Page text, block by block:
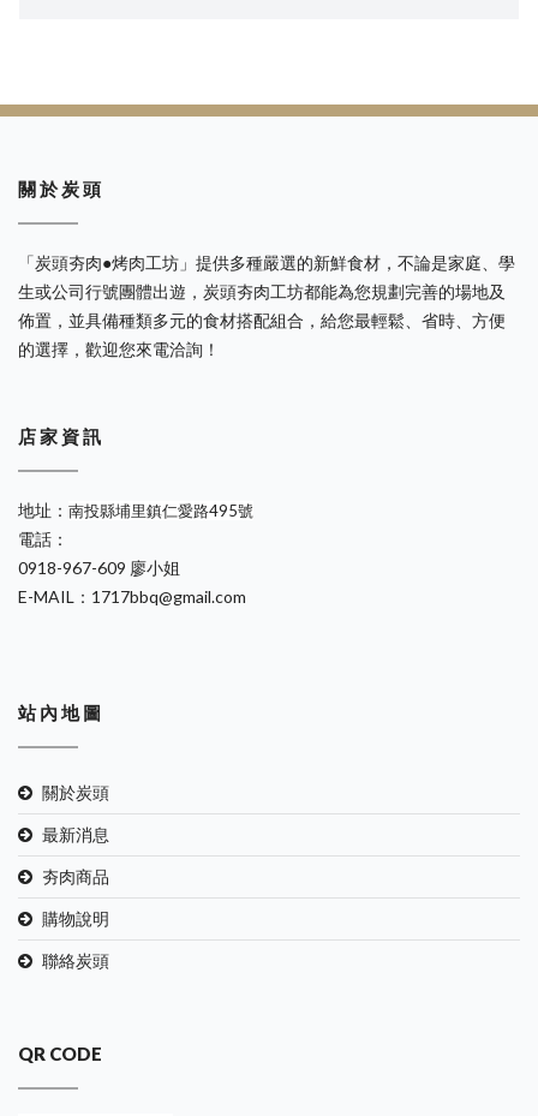
關 於 炭 頭
「炭頭夯肉●烤肉工坊」提供多種嚴選的新鮮食材，不論是家庭、學
生或公司行號團體出遊，炭頭夯肉工坊都能為您規劃完善的場地及
佈置，並具備種類多元的食材搭配組合，給您最輕鬆、省時、方便
的選擇，歡迎您來電洽詢！
店 家 資 訊
地址： 南投縣埔里鎮仁愛路495號
電話：
0918-967-609 廖小姐
E-MAIL：1717bbq@gmail.com
站 內 地 圖
關於炭頭
最新消息
夯肉商品
購物說明
聯絡炭頭
QR CODE